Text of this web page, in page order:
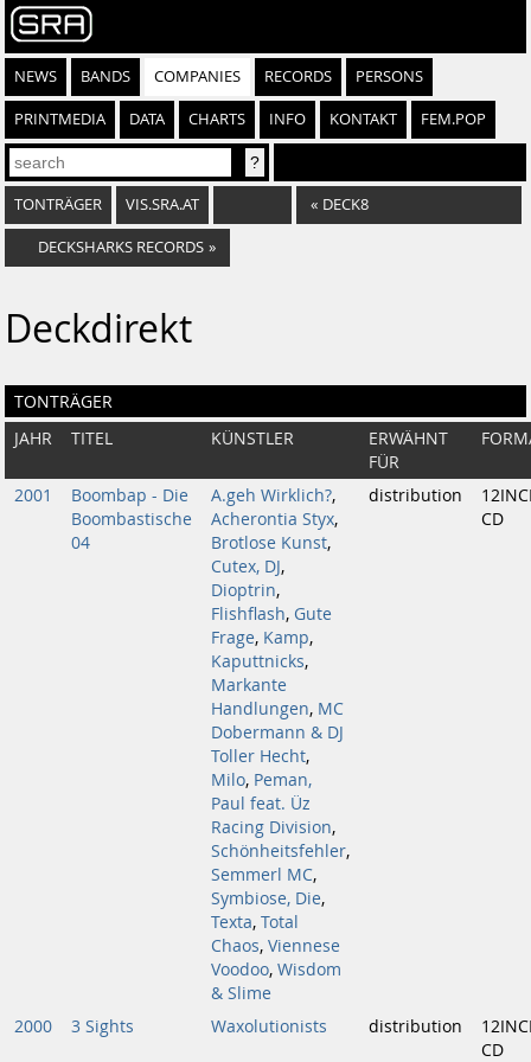
NEWS BANDS COMPANIES RECORDS PERSONS
PRINTMEDIA DATA CHARTS INFO KONTAKT FEM.POP
TONTRÄGER VIS.SRA.AT « DECK8
DECKSHARKS RECORDS »
Deckdirekt
TONTRÄGER
JAHR TITEL KÜNSTLER
ERWÄHNT
FÜR
2001
Boombap - Die
Boombastische
04
A.geh Wirklich?,
Acherontia Styx,
Brotlose Kunst,
Cutex, DJ,
Dioptrin,
Flishflash, Gute
Frage, Kamp,
Kaputtnicks,
Markante
Handlungen, MC
Dobermann & DJ
Toller Hecht,
Milo, Peman,
Paul feat. Üz
Racing Division,
Schönheitsfehler,
Semmerl MC,
Symbiose, Die,
Texta, Total
Chaos, Viennese
Voodoo, Wisdom
& Slime
distribution
CD
2000 3 Sights Waxolutionists distribution
CD